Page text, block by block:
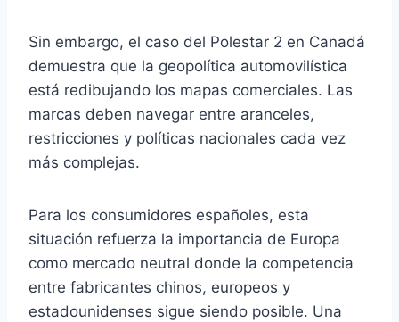
Sin embargo, el caso del Polestar 2 en Canadá
demuestra que la geopolítica automovilística
está redibujando los mapas comerciales. Las
marcas deben navegar entre aranceles,
restricciones y políticas nacionales cada vez
más complejas.
Para los consumidores españoles, esta
situación refuerza la importancia de Europa
como mercado neutral donde la competencia
entre fabricantes chinos, europeos y
estadounidenses sigue siendo posible. Una